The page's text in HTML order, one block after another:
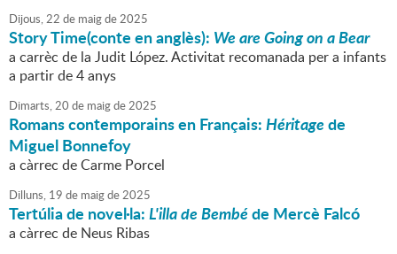
Dijous,22 de maigde2025
Story Time(conte en anglès): We are Going on a Bear
a carrèc de la Judit López. Activitat recomanada per a infants
a partir de 4 anys
Dimarts,20 de maigde2025
Romans contemporains en Français:Héritagede
Miguel Bonnefoy
a càrrec de Carme Porcel
Dilluns, 19 de maigde2025
Tertúlia de novel·la:L'illa de Bembéde Mercè Falcó
a càrrec de Neus Ribas